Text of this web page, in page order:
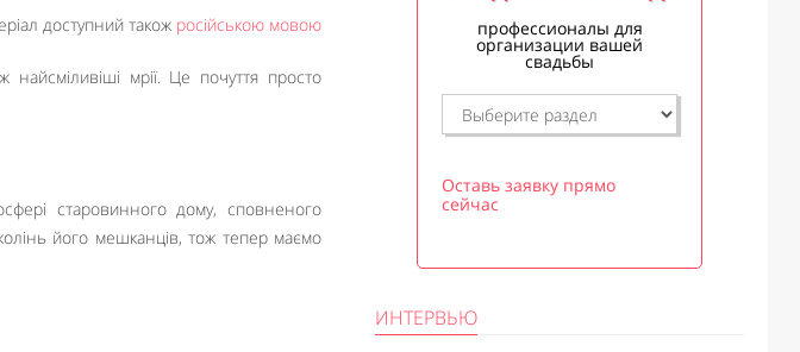
доступний також російською мовою
найсміливіші мрії. Це почуття просто
старовинного дому, сповненого
його мешканців, тож тепер маємо
профессионалы для
организации вашей
свадьбы
Оставь заявку прямо
сейчас
ИНТЕРВЬЮ